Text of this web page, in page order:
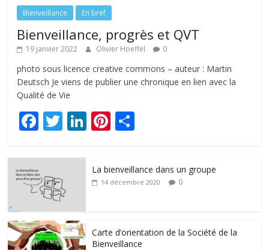
Bienveillance En bref
Bienveillance, progrès et QVT
19 janvier 2022 Olivier Hoeffel 0
photo sous licence creative commons – auteur : Martin
Deutsch Je viens de publier une chronique en lien avec la
Qualité de Vie
F
e
b
o
o
k
T
itt
er
Li
e
Pi
e g
La bienveillance dans un groupe
14 décembre 2020 0
Carte d’orientation de la Société de la
Bienveillance